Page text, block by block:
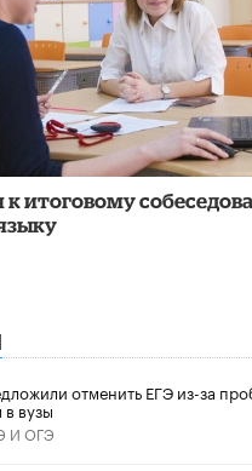
к итоговому
отменить ЕГЭ из-за
вузы
И ОГЭ